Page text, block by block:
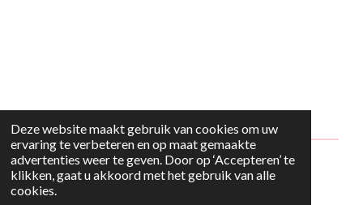
Deze website maakt gebruik van cookies om uw
ervaring te verbeteren en op maat gemaakte
advertenties weer te geven. Door op ‘Accepteren’ te
klikken, gaat u akkoord met het gebruik van alle
cookies.
© 2024 - 2026 Style2Maria
Powered by